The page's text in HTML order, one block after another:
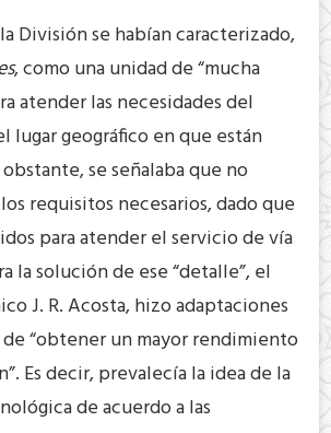
División se habían caracterizado,
, como una unidad de “mucha
atender las necesidades del
lugar geográfico en que están
se señalaba que no
requisitos necesarios, dado que
para atender el servicio de vía
la solución de ese “detalle”, el
J. R. Acosta, hizo adaptaciones
“obtener un mayor rendimiento
Es decir, prevalecía la idea de la
de acuerdo a las